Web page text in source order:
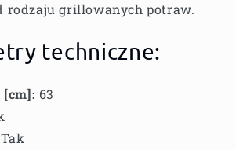
rodzaju grillowanych potraw.
techniczne:
[cm]: 63
Tak